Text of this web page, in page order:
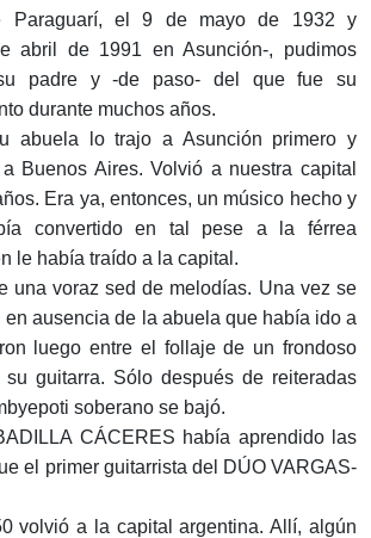
Paraguarí, el 9 de mayo de 1932 y
abril de 1991 en Asunción-, pudimos
padre y -de paso- del que fue su
durante muchos años.
abuela lo trajo a Asunción primero y
Buenos Aires. Volvió a nuestra capital
Era ya, entonces, un músico hecho y
convertido en tal pese a la férrea
le había traído a la capital.
una voraz sed de melodías. Una vez se
en ausencia de la abuela que había ido a
luego entre el follaje de un frondoso
su guitarra. Sólo después de reiteradas
soberano se bajó.
CÁCERES había aprendido las
el primer guitarrista del DÚO VARGAS-
volvió a la capital argentina. Allí, algún